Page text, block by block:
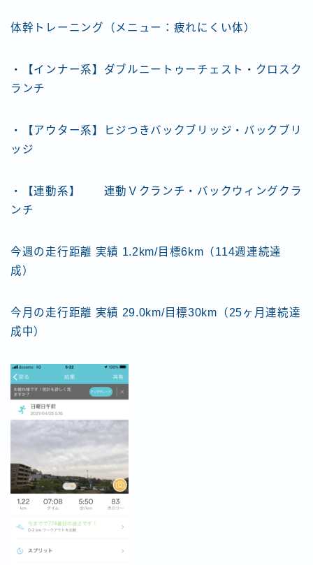
体幹トレーニング（メニュー：疲れにくい体）
・【インナー系】ダブルニートゥーチェスト・クロスク
ランチ
・【アウター系】ヒジつきバックブリッジ・バックブリ
ッジ
・【連動系】 連動Ｖクランチ・バックウィングクラ
ンチ
今週の走行距離 実績 1.2km/目標6km（114週連続達
成）
今月の走行距離 実績 29.0km/目標30km（25ヶ月連続達
成中）